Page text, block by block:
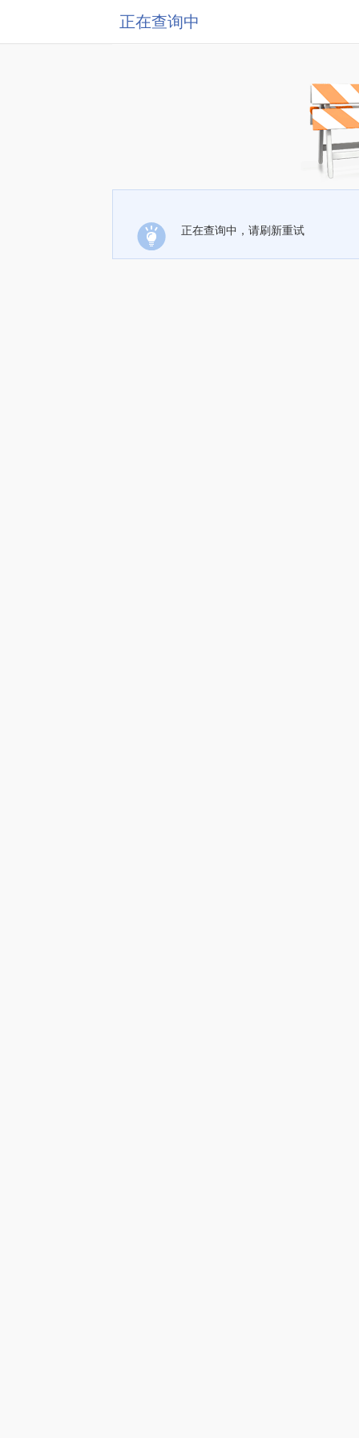
正在查询中
正在查询中，请刷新重试